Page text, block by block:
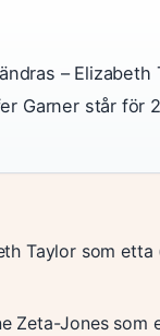
– Elizabeth
Garner står för
Taylor som etta
Zeta-Jones som